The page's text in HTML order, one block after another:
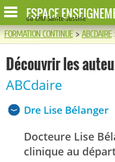
ESPACE
du CHU Sainte-Justine
FORMATION CONTINUE>ABCDAIRE
Découvrir les
ABCdaire
Dre Lise Bélanger
Docteure Lise
clinique au